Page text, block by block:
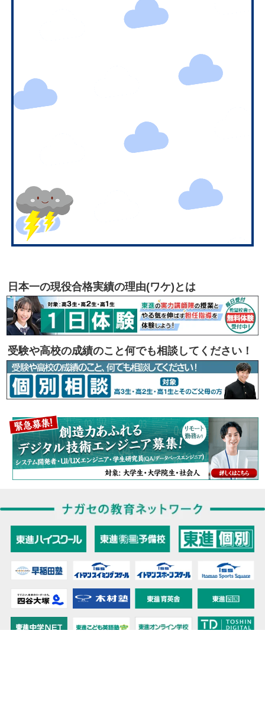
日本一の現役合格実績の理由(ワケ)とは
受験や高校の成績のこと何でも相談してください！